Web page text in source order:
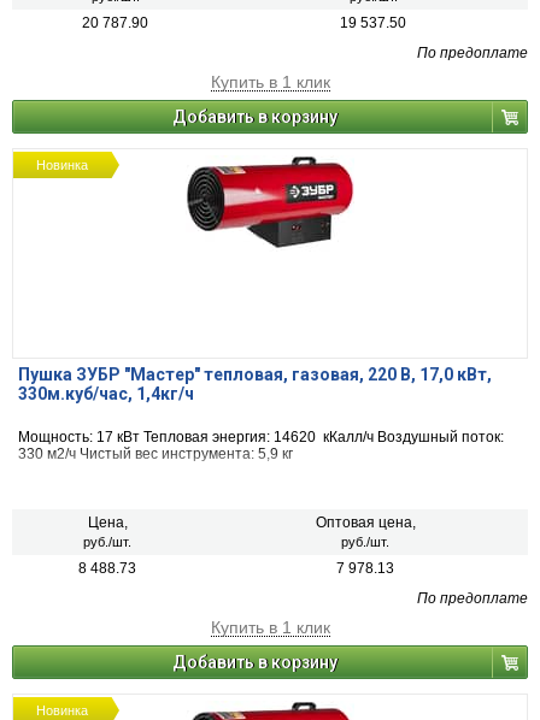
20 787.90
19 537.50
По предоплате
Купить в 1 клик
Добавить в корзину
Новинка
Пушка ЗУБР "Мастер" тепловая, газовая, 220 В, 17,0 кВт,
330м.куб/час, 1,4кг/ч
Мощность: 17 кВт Тепловая энергия: 14620 кКалл/ч Воздушный поток:
330 м2/ч Чистый вес инструмента: 5,9 кг
Цена,
руб./шт.
Оптовая цена,
руб./шт.
8 488.73
7 978.13
По предоплате
Купить в 1 клик
Добавить в корзину
Новинка